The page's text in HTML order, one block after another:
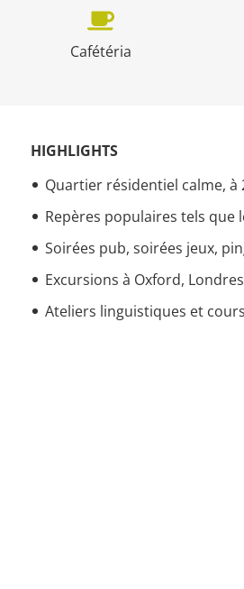
Cafétéria
HIGHLIGHTS
Quartier résidentiel calme,
Repères populaires tels que
Soirées pub, soirées jeux,
Excursions à Oxford,
Ateliers linguistiques et